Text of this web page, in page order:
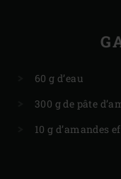
60 g d’eau
300 g de pâte
10 g d’amandes